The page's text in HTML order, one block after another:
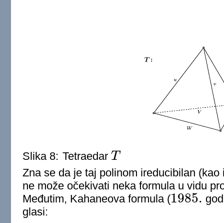
Slika 8: TetraedarT
T
Zna se da je taj polinom ireducibilan
ne može očekivati neka formula u vidu
Međutim, Kahaneova formula (1985.
1985.
glasi: